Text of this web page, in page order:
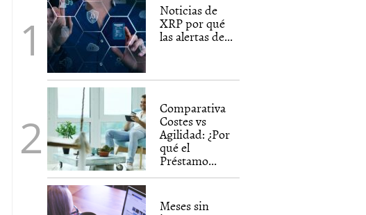
Noticias de
XRP por qué
las alertas de...
Comparativa
Costes vs
Agilidad: ¿Por
qué el
Préstamo...
Meses sin